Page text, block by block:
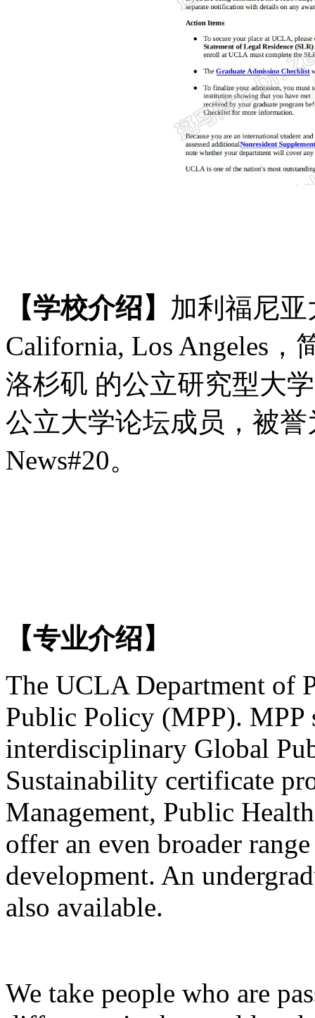
【学校介绍】 加利福尼
California, Los Angeles
洛杉矶 的公立研究型大
公立大学论坛成员，被誉
News#20。
【专业介绍】
The UCLA Department of
Public Policy (MPP). MPP
interdisciplinary Global
Sustainability certificate
Management, Public
offer an even broader
development. An
also available.
We take people who are